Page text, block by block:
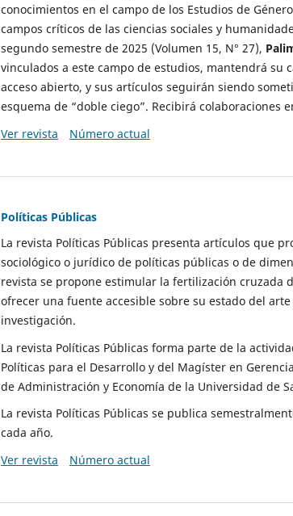
conocimientos en el campo de los Estudios de
campos críticos de las ciencias sociales y
segundo semestre de 2025 (Volumen 15, N° 27),
vinculados a este campo de estudios, mantendrá su
acceso abierto, y sus artículos seguirán siendo
esquema de “doble ciego”. Recibirá colaboraciones
Ver revista
Número actual
Políticas Públicas
La revista Políticas Públicas presenta artículos que
sociológico o jurídico de políticas públicas o de
revista se propone estimular la fertilización cruzada
ofrecer una fuente accesible sobre su estado del
investigación.
La revista Políticas Públicas forma parte de la
Políticas para el Desarrollo y del Magíster en
de Administración y Economía de la Universidad de
La revista Políticas Públicas se publica
cada año.
Ver revista
Número actual